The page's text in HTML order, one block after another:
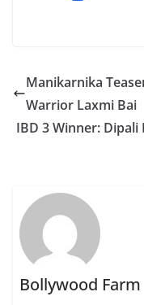
Manikarnika
Warrior Laxmi Bai
IBD 3 Winner: Dipali
Bollywood Farm